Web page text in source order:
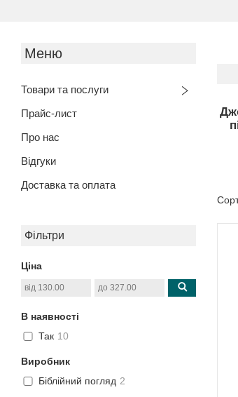
Товари та послуги
Прайс-лист
Про нас
Відгуки
Доставка та оплата
Фільтри
Ціна
В наявності
Так 10
Виробник
Біблійний погляд 2